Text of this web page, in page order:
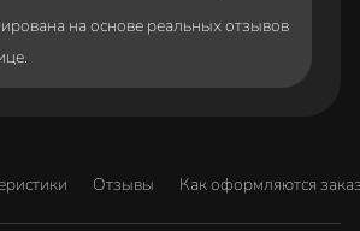
на основе реальных отзывов
Отзывы Как оформляются